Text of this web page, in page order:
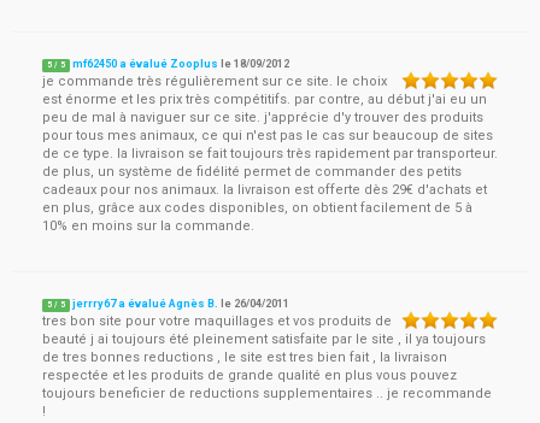
5 / 5 mf62450 a évalué Zooplus le18/09/2012
je commande très régulièrement sur ce site. le choix
est énorme et les prix très compétitifs. par contre, au début j'ai eu un
peu de mal à naviguer sur ce site. j'apprécie d'y trouver des produits
pour tous mes animaux, ce qui n'est pas le cas sur beaucoup de sites
de ce type. la livraison se fait toujours très rapidement par transporteur.
de plus, un système de fidélité permet de commander des petits
cadeaux pour nos animaux. la livraison est offerte dès 29€ d'achats et
en plus, grâce aux codes disponibles, on obtient facilement de 5 à
10% en moins sur la commande.
5 / 5 jerrry67 a évalué Agnès B. le 26/04/2011
tres bon site pour votre maquillages et vos produits de
beauté j ai toujours été pleinement satisfaite par le site , il ya toujours
de tres bonnes reductions , le site est tres bien fait , la livraison
respectée et les produits de grande qualité en plus vous pouvez
toujours beneficier de reductions supplementaires .. je recommande
!